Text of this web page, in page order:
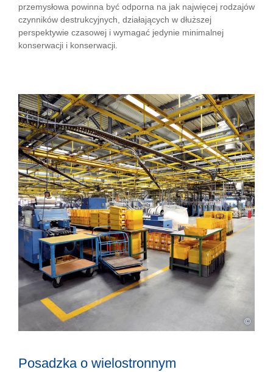
przemysłowa powinna być odporna na jak najwięcej rodzajów
czynników destrukcyjnych, działających w dłuższej
perspektywie czasowej i wymagać jedynie minimalnej
konserwacji i konserwacji.
©
Posadzka o wielostronnym